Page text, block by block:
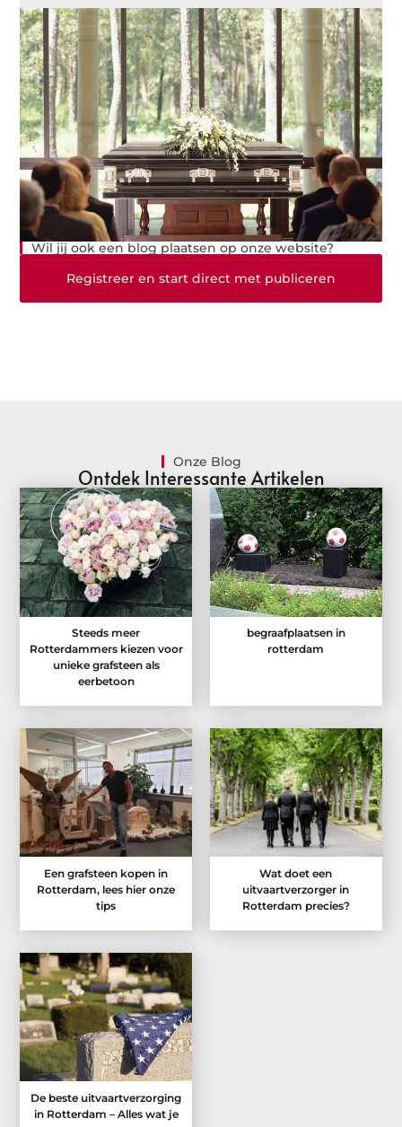
Wil jij ook een blog plaatsen op onze website?
Registreer en start direct met publiceren
Onze Blog
Ontdek Interessante Artikelen
Steeds meer
Rotterdammers kiezen voor
unieke grafsteen als
eerbetoon
begraafplaatsen in
rotterdam
Een grafsteen kopen in
Rotterdam, lees hier onze
tips
Wat doet een
uitvaartverzorger in
Rotterdam precies?
De beste uitvaartverzorging
in Rotterdam – Alles wat je